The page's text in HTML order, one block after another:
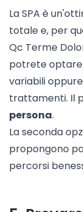
La SPA è
totale e, per
Qc Terme
potrete
variabili
trattamenti. Il
persona.
La seconda
propongono
percorsi